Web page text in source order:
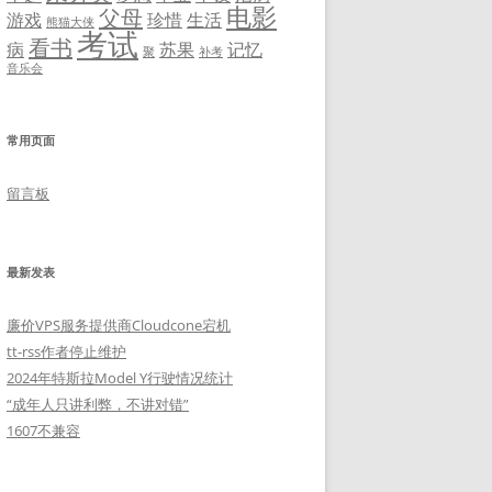
游戏 熊猫大侠 父母珍惜生活 电影
病 看书 考试 聚 苏果 补考 记忆
音乐会
常用页面
留言板
最新发表
廉价VPS服务提供商Cloudcone宕机
tt-rss作者停止维护
2024年特斯拉Model Y行驶情况统计
“成年人只讲利弊，不讲对错”
1607不兼容